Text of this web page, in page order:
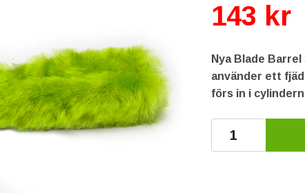
143 kr
Nya Blade
använder ett
förs in i